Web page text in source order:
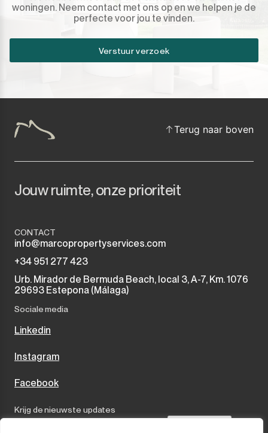
woningen. Neem contact met ons op en we helpen je de
perfecte voor jou te vinden.
Verstuur verzoek
Terug naar boven
Jouw ruimte, onze prioriteit
CONTACT
info@marcopropertyservices.com
+34 951 277 423
Urb. Mirador de Bermuda Beach, local 3, A-7, Km. 1076
29693 Estepona (Málaga)
Sociale media
Linkedin
Instagram
Facebook
Krijg de nieuwste updates